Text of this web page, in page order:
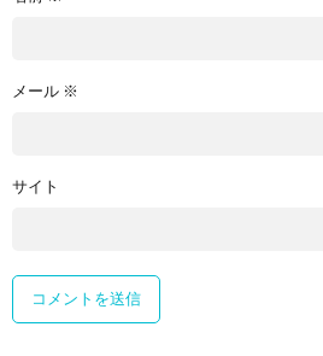
メール ※
サイト